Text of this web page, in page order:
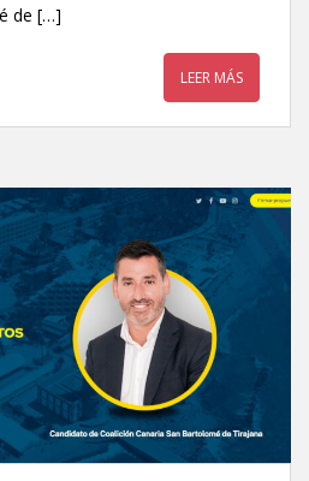
de […]
LEER MÁS